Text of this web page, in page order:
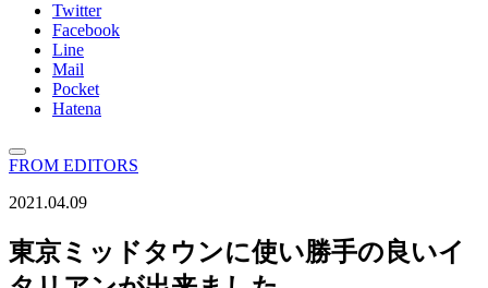
Twitter
Facebook
Line
Mail
Pocket
Hatena
FROM EDITORS
2021.04.09
東京ミッドタウンに使い勝手の良いイ